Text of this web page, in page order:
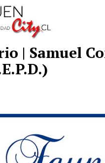
| Samuel